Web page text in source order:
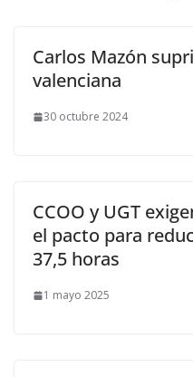
Carlos Mazón
valenciana
30 octubre 2024
CCOO y UGT
el pacto para
37,5 horas
1 mayo 2025